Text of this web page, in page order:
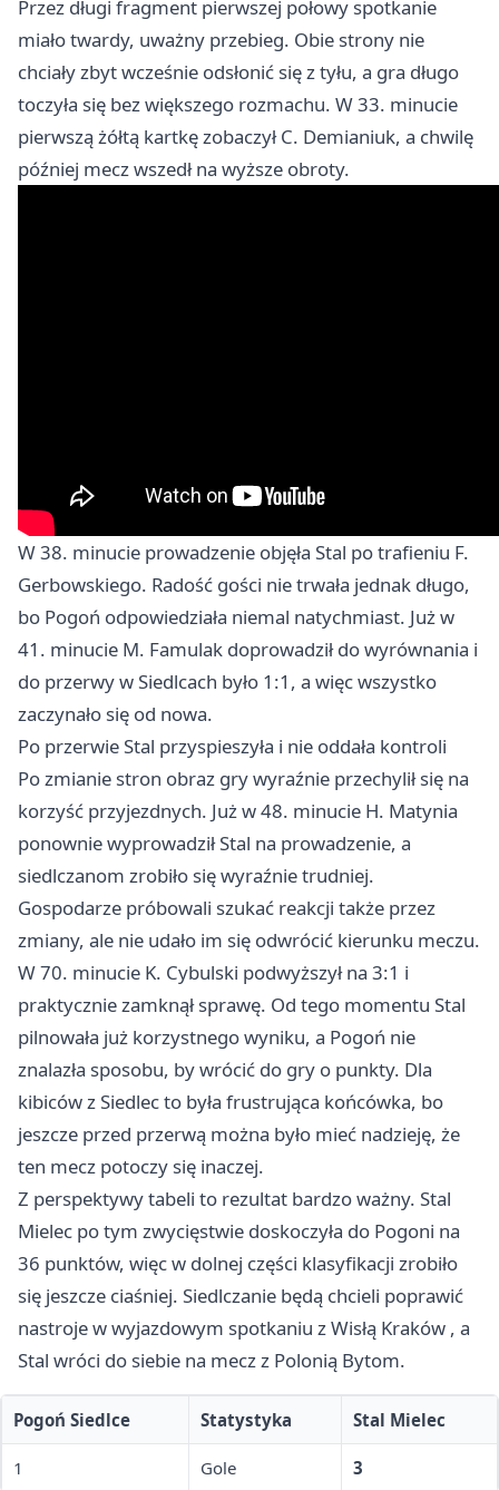
Przez długi fragment pierwszej połowy spotkanie
miało twardy, uważny przebieg. Obie strony nie
chciały zbyt wcześnie odsłonić się z tyłu, a gra długo
toczyła się bez większego rozmachu. W 33. minucie
pierwszą żółtą kartkę zobaczył C. Demianiuk, a chwilę
później mecz wszedł na wyższe obroty.
W 38. minucie prowadzenie objęła Stal po trafieniu F.
Gerbowskiego. Radość gości nie trwała jednak długo,
bo Pogoń odpowiedziała niemal natychmiast. Już w
41. minucie M. Famulak doprowadził do wyrównania i
do przerwy w Siedlcach było 1:1, a więc wszystko
zaczynało się od nowa.
Po przerwie Stal przyspieszyła i nie oddała kontroli
Po zmianie stron obraz gry wyraźnie przechylił się na
korzyść przyjezdnych. Już w 48. minucie H. Matynia
ponownie wyprowadził Stal na prowadzenie, a
siedlczanom zrobiło się wyraźnie trudniej.
Gospodarze próbowali szukać reakcji także przez
zmiany, ale nie udało im się odwrócić kierunku meczu.
W 70. minucie K. Cybulski podwyższył na 3:1 i
praktycznie zamknął sprawę. Od tego momentu Stal
pilnowała już korzystnego wyniku, a Pogoń nie
znalazła sposobu, by wrócić do gry o punkty. Dla
kibiców z Siedlec to była frustrująca końcówka, bo
jeszcze przed przerwą można było mieć nadzieję, że
ten mecz potoczy się inaczej.
Z perspektywy tabeli to rezultat bardzo ważny. Stal
Mielec po tym zwycięstwie doskoczyła do Pogoni na
36 punktów, więc w dolnej części klasyfikacji zrobiło
się jeszcze ciaśniej. Siedlczanie będą chcieli poprawić
nastroje w wyjazdowym spotkaniu z Wisłą Kraków , a
Stal wróci do siebie na mecz z Polonią Bytom.
Pogoń Siedlce Statystyka Stal Mielec
1 Gole 3